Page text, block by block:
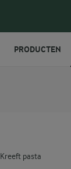
Kreeft pasta
PRODUCTEN